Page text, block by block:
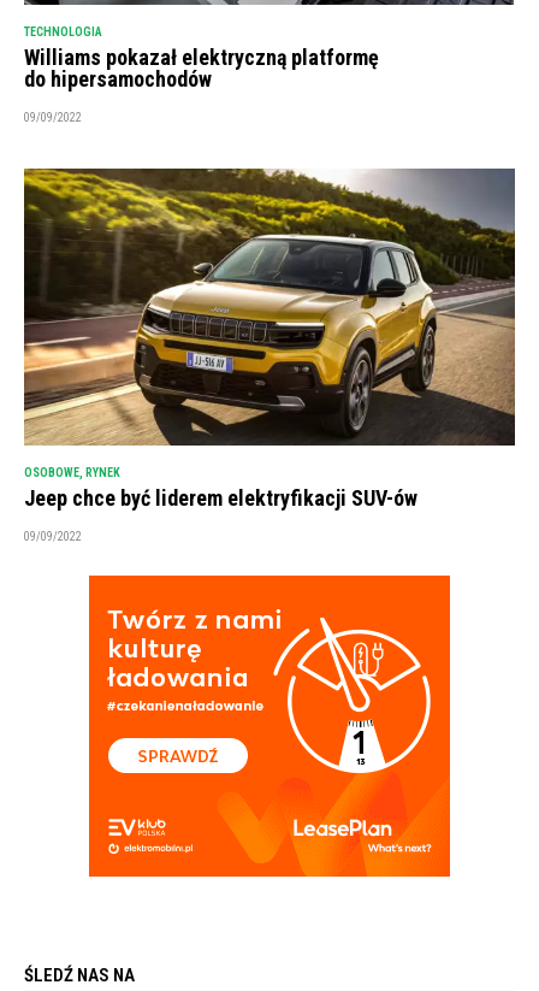
TECHNOLOGIA
Williams pokazał elektryczną platformę
do hipersamochodów
09/09/2022
OSOBOWE RYNEK
Jeep chce być liderem elektryfikacji SUV-ów
09/09/2022
ŚLEDŹ NAS NA